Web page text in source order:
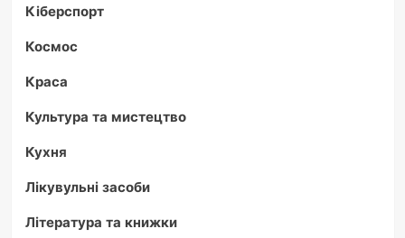
Кіберспорт
Космос
Краса
Культура та мистецтво
Кухня
Лікувульні засоби
Література та книжки